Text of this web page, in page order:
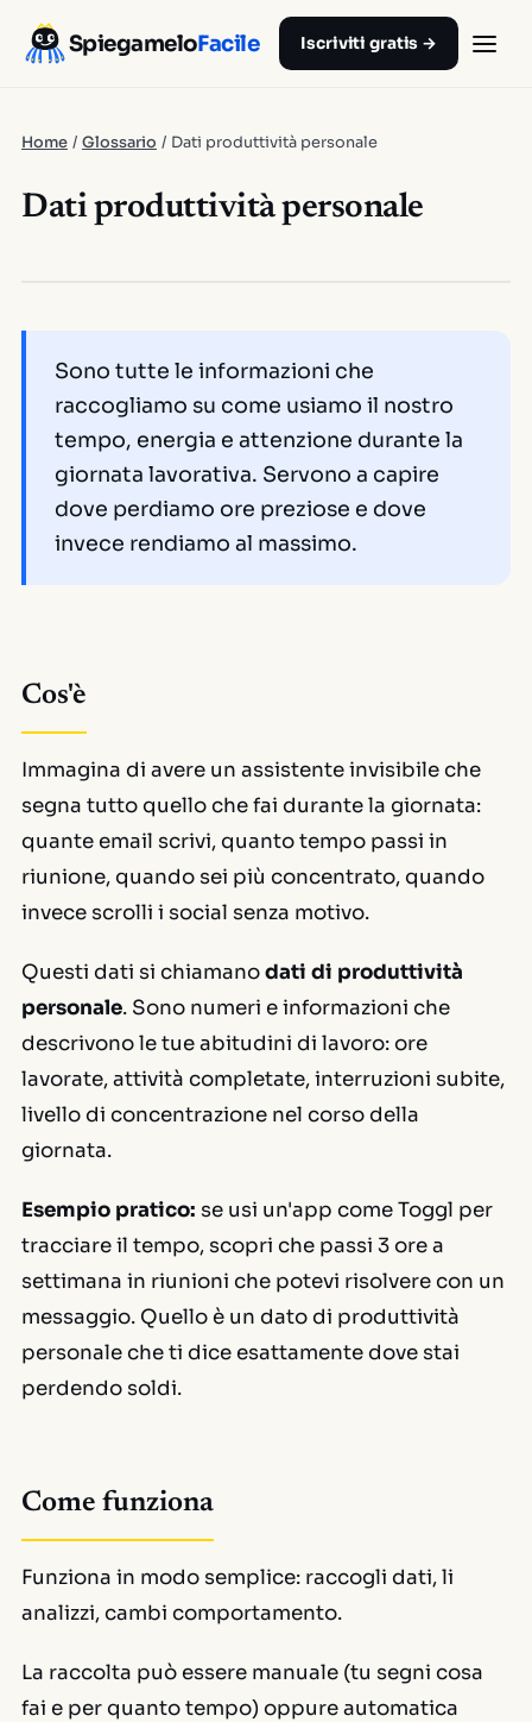
SpiegameloFacile Iscriviti gratis →
Home / Glossario / Dati produttività personale
Dati produttività personale
Sono tutte le informazioni che
raccogliamo su come usiamo il nostro
tempo, energia e attenzione durante la
giornata lavorativa. Servono a capire
dove perdiamo ore preziose e dove
invece rendiamo al massimo.
Cos'è
Immagina di avere un assistente invisibile che
segna tutto quello che fai durante la giornata:
quante email scrivi, quanto tempo passi in
riunione, quando sei più concentrato, quando
invece scrolli i social senza motivo.
Questi dati si chiamanodati di produttività
personale. Sono numeri e informazioni che
descrivono le tue abitudini di lavoro: ore
lavorate, attività completate, interruzioni subite,
livello di concentrazione nel corso della
giornata.
Esempio pratico: se usi un'app come Toggl per
tracciare il tempo, scopri che passi 3 ore a
settimana in riunioni che potevi risolvere con un
messaggio. Quello è un dato di produttività
personale che ti dice esattamente dove stai
perdendo soldi.
Come funziona
Funziona in modo semplice: raccogli dati, li
analizzi, cambi comportamento.
La raccolta può essere manuale (tu segni cosa
fai e per quanto tempo) oppureautomatica